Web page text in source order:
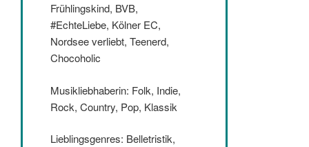
Frühlingskind, BVB,
#EchteLiebe, Kölner EC,
Nordsee verliebt, Teenerd,
Chocoholic
Musikliebhaberin: Folk, Indie,
Rock, Country, Pop, Klassik
Lieblingsgenres: Belletristik,